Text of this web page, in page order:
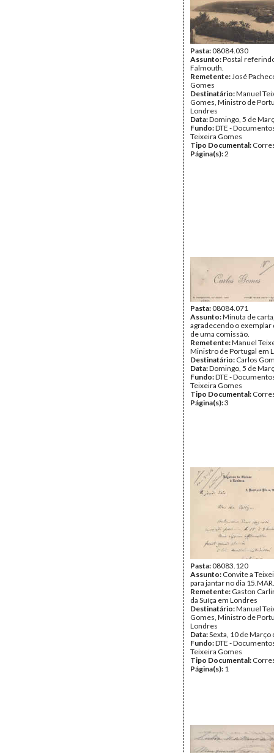
Pasta:08084.030
Assunto:Postal
Falmouth.
Remetente:José
Gomes
Destinatário:Manuel
Gomes, Ministro de
Londres
Data:Domingo, 5 de
Fundo:DTE -
Teixeira Gomes
Tipo Documental:
Página(s):2
Pasta:08084.071
Assunto:Minuta de
agradecendo o
de uma comissão.
Remetente:Manuel
Ministro de Portugal em
Destinatário: Carlos
Data:Domingo, 5 de
Fundo:DTE -
Teixeira Gomes
Tipo Documental:
Página(s):3
Pasta:08083.120
Assunto: Convite a
para jantar no dia
Remetente: Gaston
da Suíça em Londres
Destinatário:Manuel
Gomes, Ministro de
Londres
Data:Sexta, 10 de Março
Fundo:DTE -
Teixeira Gomes
Tipo Documental:
Página(s): 1